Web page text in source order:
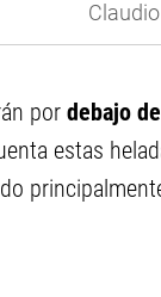
por debajo
estas